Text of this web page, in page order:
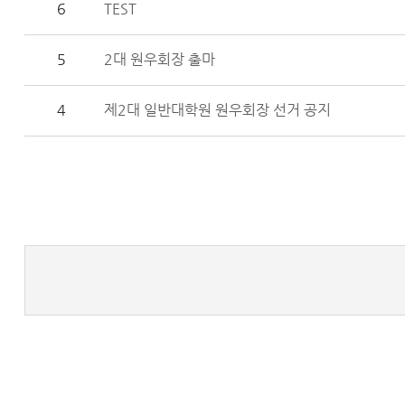
6 TEST
5 2대 원우회장 출마
4 제2대 일반대학원 원우회장 선거 공지